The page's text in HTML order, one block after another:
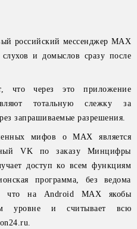
российский мессенджер MАХ
и домыслов сразу после
что через это приложение
тотальную слежку за
запрашиваемые разрешения.
мифов о MАХ является
VK по заказу Минцифры
доступ ко всем функциям
программа, без ведома
что на Android MАХ якобы
уровне и считывает всю